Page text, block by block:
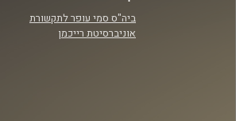
ביה"ס סמי עופר לתקשורת
אוניברסיטת רייכמן